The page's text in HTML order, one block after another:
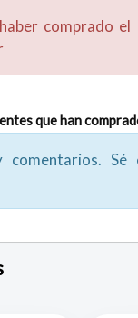
comprado
que han
comentarios. Sé